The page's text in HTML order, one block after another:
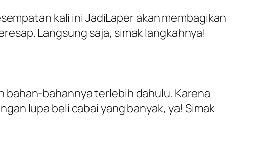
kali ini JadiLaper akan membagikan
Langsung saja, simak langkahnya!
bahan-bahannya terlebih dahulu. Karena
lupa beli cabai yang banyak, ya! Simak